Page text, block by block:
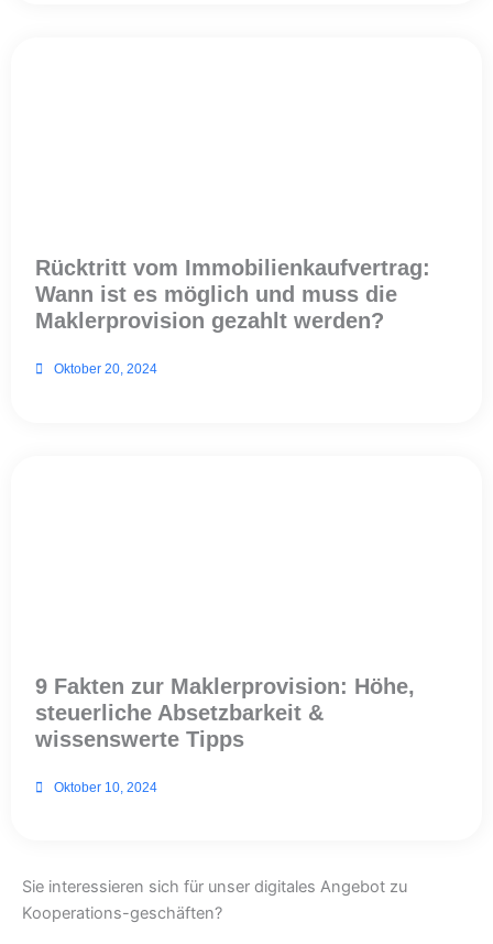
Rücktritt vom Immobilienkaufvertrag:
Wann ist es möglich und muss die
Maklerprovision gezahlt werden?
Oktober 20, 2024
9 Fakten zur Maklerprovision: Höhe,
steuerliche Absetzbarkeit &
wissenswerte Tipps
Oktober 10, 2024
Sie interessieren sich für unser digitales Angebot zu
Kooperations-geschäften?